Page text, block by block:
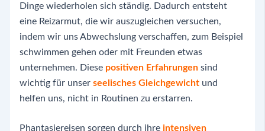
Dinge wiederholen sich ständig. Dadurch entsteht
eine Reizarmut, die wir auszugleichen versuchen,
indem wir uns Abwechslung verschaffen, zum Beispiel
schwimmen gehen oder mit Freunden etwas
unternehmen. Diese positiven Erfahrungensind
wichtig für unser seelisches Gleichgewichtund
helfen uns, nicht in Routinen zu erstarren.
Phantasiereisen sorgen durch ihre intensiven